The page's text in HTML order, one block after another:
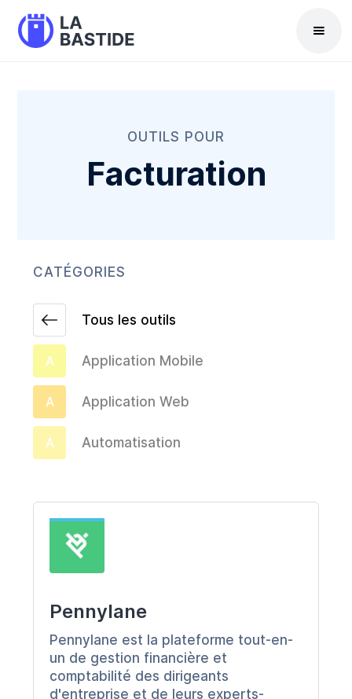
OUTILS POUR
Facturation
CATÉGORIES
Tous les outils
A Application Mobile
A Application Web
A Automatisation
C Chatbot
C CRM
F Design
E E-commerce
Pennylane
Pennylane est la plateforme tout-en-
un de gestion financière et
comptabilité des dirigeants
d'entreprise et de leurs experts-